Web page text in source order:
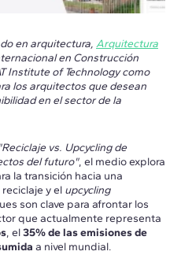
en arquitectura, Arquitectura
en Construcción
Institute of Technology como
los arquitectos que desean
en el sector de la
"Reciclaje vs. Upcycling de
del futuro", el medio explora
la transición hacia una
y el upcycling
son clave para afrontar los
que actualmente representa
, el35% de las emisiones de
a nivel mundial.